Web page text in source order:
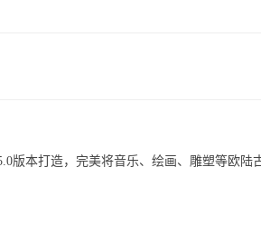
版本打造，完美将音乐、绘画、雕塑等欧陆